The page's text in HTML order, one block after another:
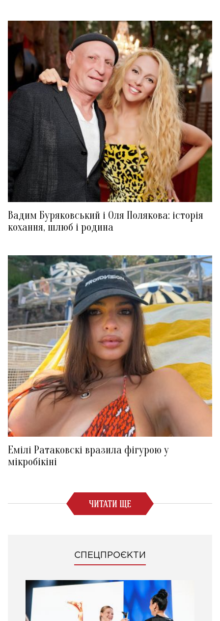
Вадим Буряковський і Оля Полякова: історія
кохання, шлюб і родина
Емілі Ратаковскі вразила фігурою у
мікробікіні
ЧИТАТИ ЩЕ
СПЕЦПРОЄКТИ